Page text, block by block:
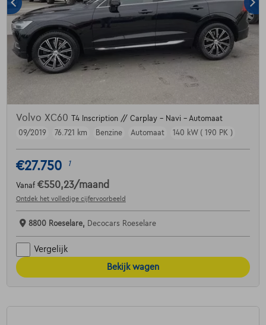
Volvo XC60
T4 Inscription // Carplay - Navi - Automaat
09/2019
76.721 km Benzine Automaat 140 kW ( 190 PK )
€27.750 1
Vanaf €550,23/maand
Ontdek het volledige cijfervoorbeeld
8800 Roeselare, Decocars Roeselare
Vergelijk
Bekijk wagen